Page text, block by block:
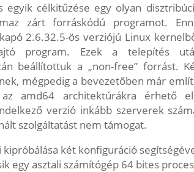
egyik célkitűzése egy olyan
zárt forráskódú programot.
2.6.32.5-ös verziójú Linux
program. Ezek a telepítés
beállítottuk a „non-free” forrást.
mégpedig a bevezetőben már
amd64 architektúrákra érhető
verzió inkább szerverek
szolgáltatást nem támogat.
két konfiguráció
egy asztali számítógép 64 bites